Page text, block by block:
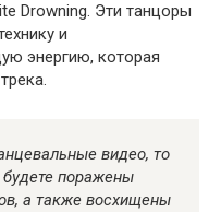
Drowning. Эти танцоры
и
энергию, которая
видео, то
поражены
а также восхищены